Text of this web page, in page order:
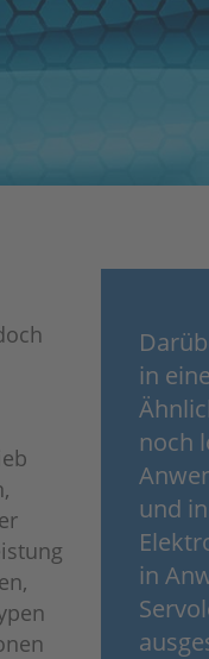
in
noch
und
in